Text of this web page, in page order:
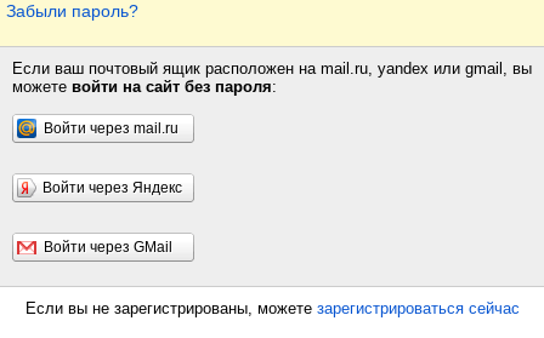
Забыли пароль?
Если ваш почтовый ящик расположен на mail.ru, yandex или gmail, вы
можете войти на сайт без пароля:
Войти через mail.ru
Войти через Яндекс
Войти через GMail
Если вы не зарегистрированы, можете зарегистрироваться сейчас